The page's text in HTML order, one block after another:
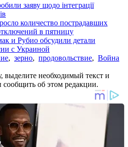
заяву щодо інтеграції
количество пострадавших
в пятницу
и Рубио обсудили детали
с Украиной
, зерно, продовольствие, Война
выделите необходимый текст и
об этом редакции.